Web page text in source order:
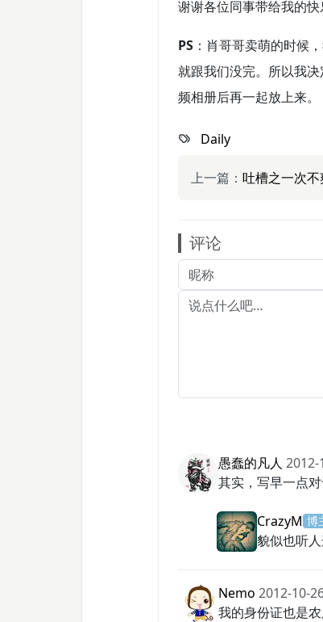
谢谢各位同事带给我的快
PS ：肖哥哥卖萌的时候
就跟我们没完。所以我
频相册后再一起放上来。
Daily
上一篇： 吐槽之一次
评论
愚蠢的凡人 2012-
其实，写早一点
CrazyM 博
貌似也听
Nemo 2012-10-
我的身份证也是